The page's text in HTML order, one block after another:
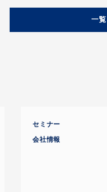
一
セミナー
会社情報